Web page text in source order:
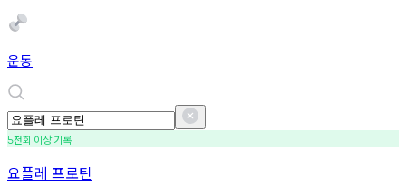
운동
5천회 이상기록
요플레 프로틴